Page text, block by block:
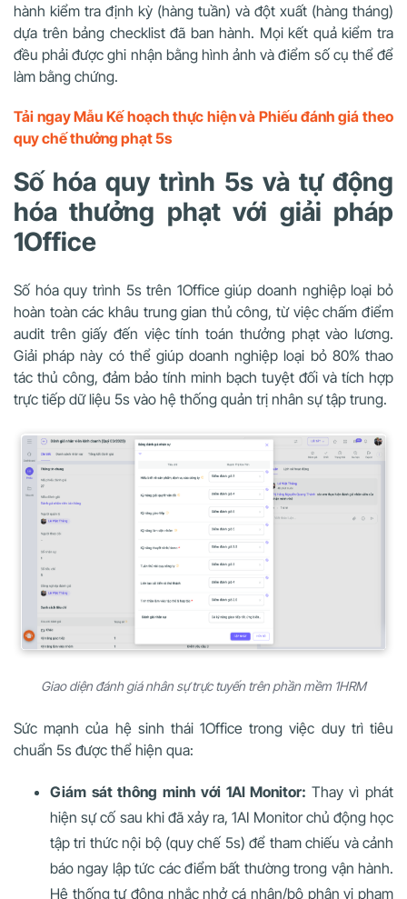
hành kiểm tra định kỳ (hàng tuần) và đột xuất (hàng tháng)
dựa trên bảng checklist đã ban hành. Mọi kết quả kiểm tra
đều phải được ghi nhận bằng hình ảnh và điểm số cụ thể để
làm bằng chứng.
Tải ngay Mẫu Kế hoạch thực hiện và Phiếu đánh giá theo
quy chế thưởng phạt 5s
Số hóa quy trình 5s và tự động
hóa thưởng phạt với giải pháp
1Office
Số hóa quy trình 5s trên 1Office giúp doanh nghiệp loại bỏ
hoàn toàn các khâu trung gian thủ công, từ việc chấm điểm
audit trên giấy đến việc tính toán thưởng phạt vào lương.
Giải pháp này có thể giúp doanh nghiệp loại bỏ 80% thao
tác thủ công, đảm bảo tính minh bạch tuyệt đối và tích hợp
trực tiếp dữ liệu 5s vào hệ thống quản trị nhân sự tập trung.
Giao diện đánh giá nhân sự trực tuyến trên phần mềm 1HRM
Sức mạnh của hệ sinh thái 1Office trong việc duy trì tiêu
chuẩn 5s được thể hiện qua:
Giám sát thông minh với 1AI Monitor: Thay vì phát
hiện sự cố sau khi đã xảy ra, 1AI Monitor chủ động học
tập tri thức nội bộ (quy chế 5s) để tham chiếu và cảnh
báo ngay lập tức các điểm bất thường trong vận hành.
Hệ thống tự động nhắc nhở cá nhân/bộ phận vi phạm